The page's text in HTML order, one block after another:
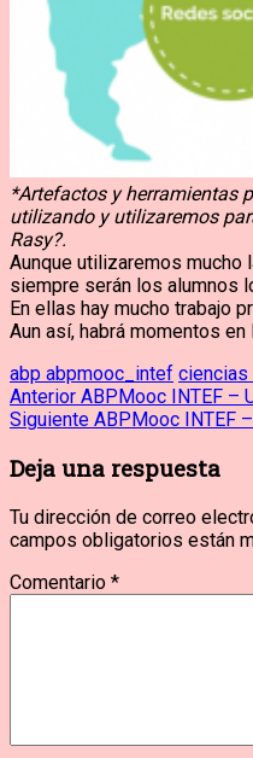
*Artefactos y herramientas
utilizando y utilizaremos
Rasy?.
Aunque utilizaremos mucho
siempre serán los alumnos
En ellas hay mucho trabajo
Aun así, habrá momentos
abp abpmooc_intef
Navegación
de
entradas
Anterior Entrada
anterior:
ABPMooc INTEF –
Siguiente Entrada
ABPMooc INTEF
Deja una respuesta
Tu dirección de correo
campos obligatorios están
Comentario *